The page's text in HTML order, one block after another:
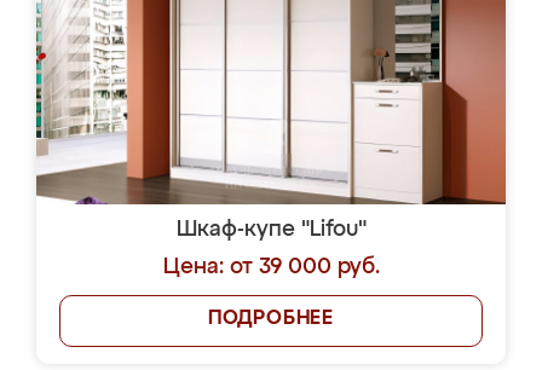
Шкаф-купе "Lifou"
Цена: от 39 000 руб.
ПОДРОБНЕЕ